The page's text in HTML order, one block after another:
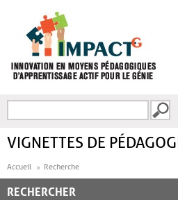
FORMULAIRE DE
VIGNETTES DE
Accueil Recherche
RECHERCHER